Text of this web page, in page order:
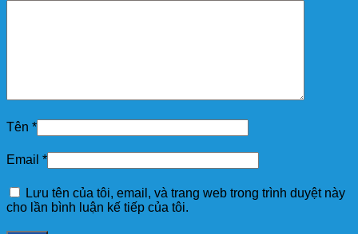
Tên *
Email *
Lưu tên của tôi, email, và trang web trong trình duyệt này
cho lần bình luận kế tiếp của tôi.